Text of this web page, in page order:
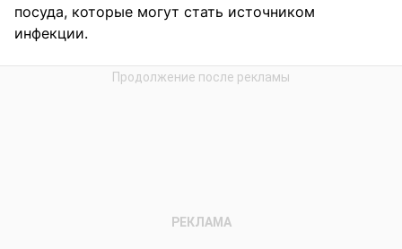
посуда, которые могут стать источником
инфекции.